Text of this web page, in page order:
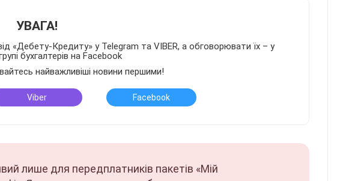
УВАГА!
«Дебету-Кредиту» у Telegram та VIBER, а обговорювати їх – у
бухгалтерів на Facebook
найважливіші новини першими!
Viber Facebook
лише для передплатників пакетів «Мій